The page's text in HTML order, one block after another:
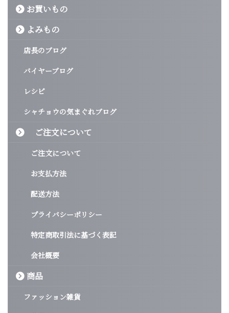
お買いもの
よみもの
店長のブログ
バイヤーブログ
レシピ
シャチョウの気まぐれブログ
ご注文について
ご注文について
お支払方法
配送方法
プライバシーポリシー
特定商取引法に基づく表記
会社概要
商品
ファッション雑貨